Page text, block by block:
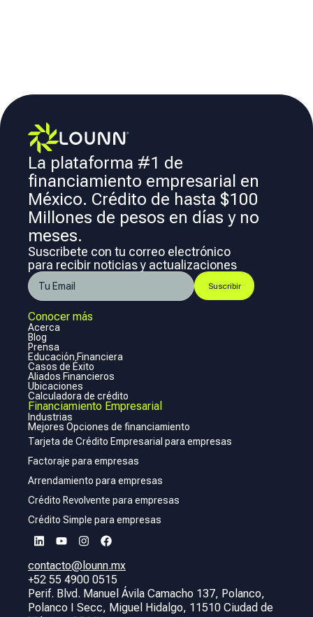
La plataforma #1 de
financiamiento empresarial en
México. Crédito de hasta $100
Millones de pesos en días y no
meses.
Suscribete con tu correo electrónico
para recibir noticias y actualizaciones
Conocer más
Acerca
Blog
Prensa
Educación Financiera
Casos de Éxito
Aliados Financieros
Ubicaciones
Calculadora de crédito
Financiamiento Empresarial
Industrias
Mejores Opciones de financiamiento
Tarjeta de Crédito Empresarial para empresas
Factoraje para empresas
Arrendamiento para empresas
Crédito Revolvente para empresas
Crédito Simple para empresas
contacto@lounn.mx
+52 55 4900 0515
Perif. Blvd. Manuel Ávila Camacho 137, Polanco,
Polanco I Secc, Miguel Hidalgo, 11510 Ciudad de